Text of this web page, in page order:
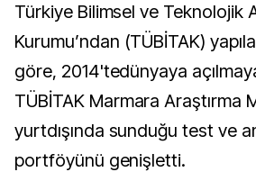
Türkiye Bilimsel ve Teknolojik Araştırma
Kurumu’ndan (TÜBİTAK)
göre, 2014'tedünyaya
TÜBİTAK Marmara Araştırma
yurtdışında sunduğu test ve
portföyünü genişletti.